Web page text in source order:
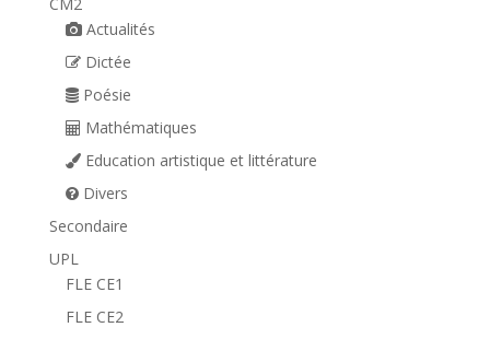
Actualités
Dictée
Poésie
Mathématiques
Education artistique et littérature
Divers
Secondaire
UPL
FLE CE1
FLE CE2